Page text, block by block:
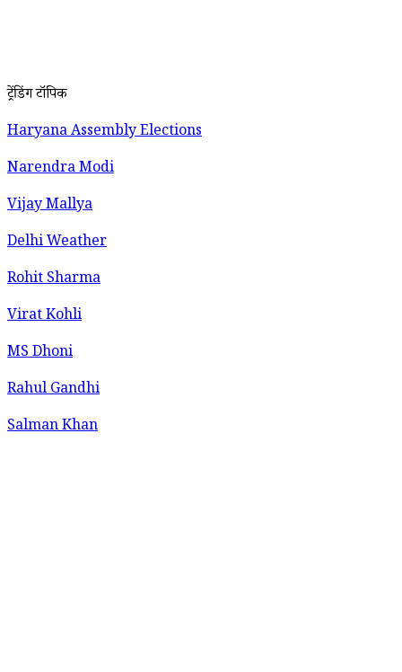
ट्रेंडिंग टॉपिक
Haryana Assembly Elections
Narendra Modi
Vijay Mallya
Delhi Weather
Rohit Sharma
Virat Kohli
MS Dhoni
Rahul Gandhi
Salman Khan